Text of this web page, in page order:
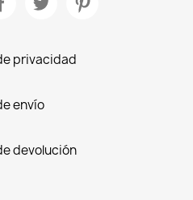
privacidad
envío
devolución